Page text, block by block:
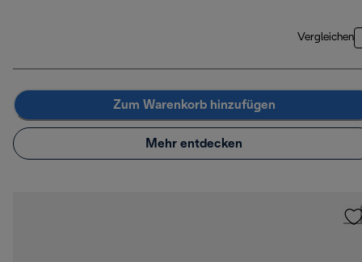
Vergleichen
Zum Warenkorb hinzufügen
Mehr entdecken